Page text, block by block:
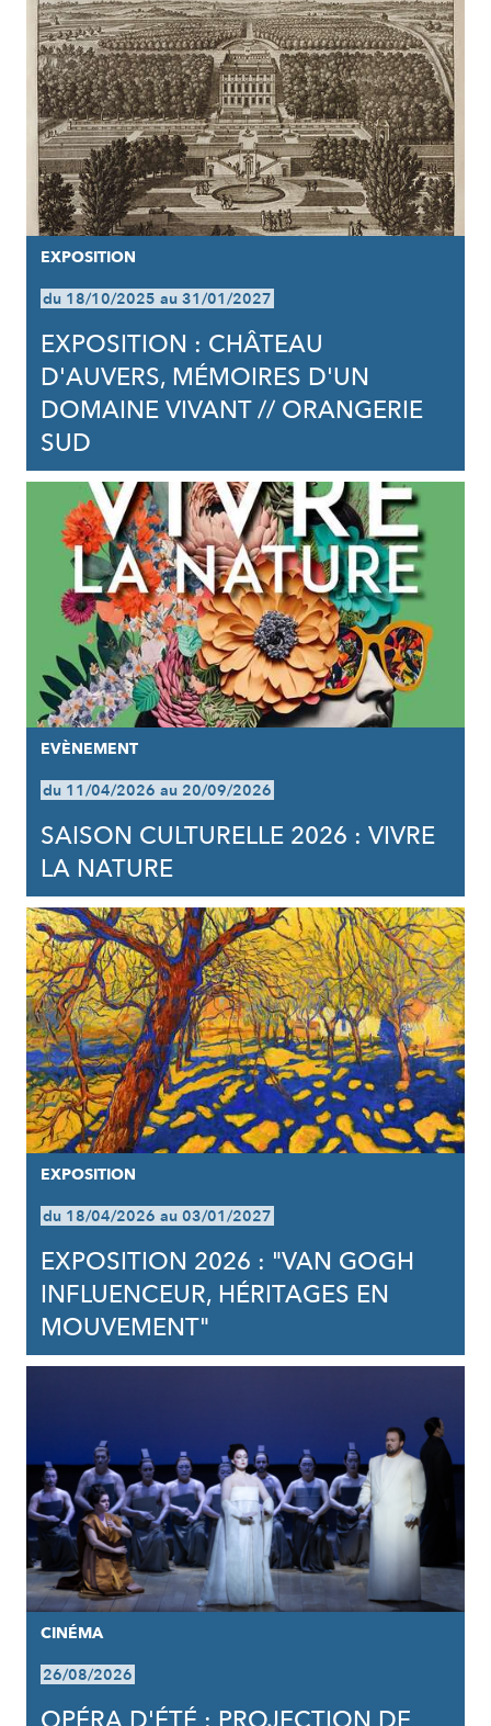
EXPOSITION
du 18/10/2025 au 31/01/2027
EXPOSITION : CHÂTEAU
D'AUVERS, MÉMOIRES D'UN
DOMAINE VIVANT // ORANGERIE
SUD
EVÈNEMENT
du 11/04/2026 au 20/09/2026
SAISON CULTURELLE 2026 : VIVRE
LA NATURE
EXPOSITION
du 18/04/2026 au 03/01/2027
EXPOSITION 2026 : "VAN GOGH
INFLUENCEUR, HÉRITAGES EN
MOUVEMENT"
CINÉMA
26/08/2026